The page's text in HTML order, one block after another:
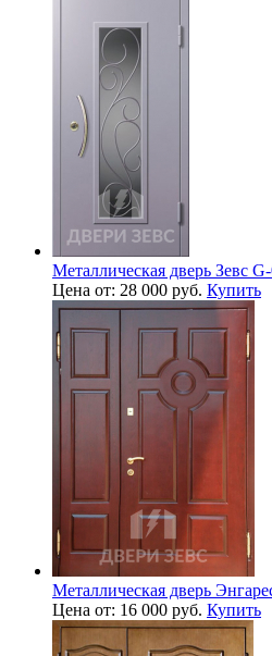
Металлическая дверь Зевс
Цена от: 28 000 руб. Купить
Металлическая дверь
Цена от: 16 000 руб. Купить